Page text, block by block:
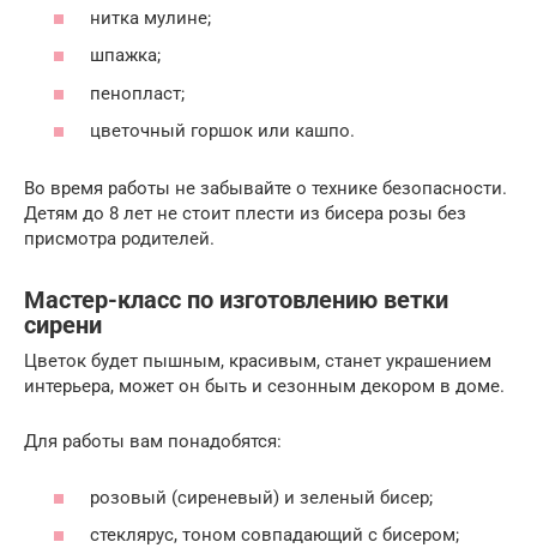
нитка мулине;
шпажка;
пенопласт;
цветочный горшок или кашпо.
Во время работы не забывайте о технике безопасности.
Детям до 8 лет не стоит плести из бисера розы без
присмотра родителей.
Мастер-класс по изготовлению ветки
сирени
Цветок будет пышным, красивым, станет украшением
интерьера, может он быть и сезонным декором в доме.
Для работы вам понадобятся:
розовый (сиреневый) и зеленый бисер;
стеклярус, тоном совпадающий с бисером;